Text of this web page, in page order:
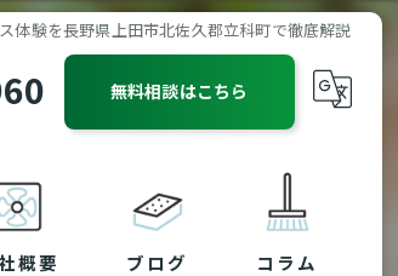
体験を長野県上田市北佐久郡立科町で徹底解説
無料相談はこちら
概要 ブログ コラム